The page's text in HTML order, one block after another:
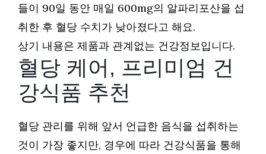
들이 90일 동안 매일 600mg의 알파리포산을 섭
취한 후 혈당 수치가 낮아졌다고 해요.
상기 내용은 제품과 관계없는 건강정보입니다.
혈당 케어, 프리미엄 건
강식품 추천
혈당 관리를 위해 앞서 언급한 음식을 섭취하는
것이 가장 좋지만, 경우에 따라 건강식품을 통해